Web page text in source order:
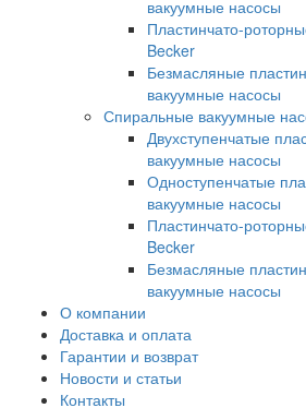
вакуумные насосы
Пластинчато-
Becker
Безмасляные
вакуумные насосы
Спиральные вакуумные
Двухступенчатые
вакуумные насосы
Одноступенчатые
вакуумные насосы
Пластинчато-
Becker
Безмасляные
вакуумные насосы
О компании
Доставка и оплата
Гарантии и возврат
Новости и статьи
Контакты